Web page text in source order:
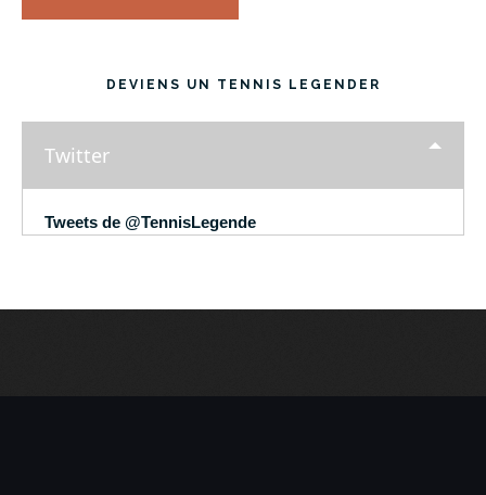
DEVIENS UN TENNIS LEGENDER
Twitter
Tweets de @TennisLegende